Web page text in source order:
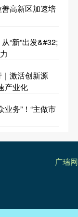
高新区加速培
“新”出发&#32;
激活创新源
产业化
务”！“主做市
广瑞网